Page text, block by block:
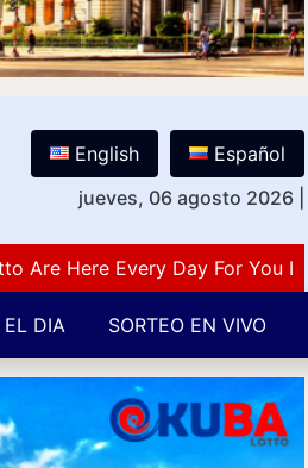
English
Español
jueves, 06 agosto 2026
Here Every Day For You
DIA SORTEO EN VIVO